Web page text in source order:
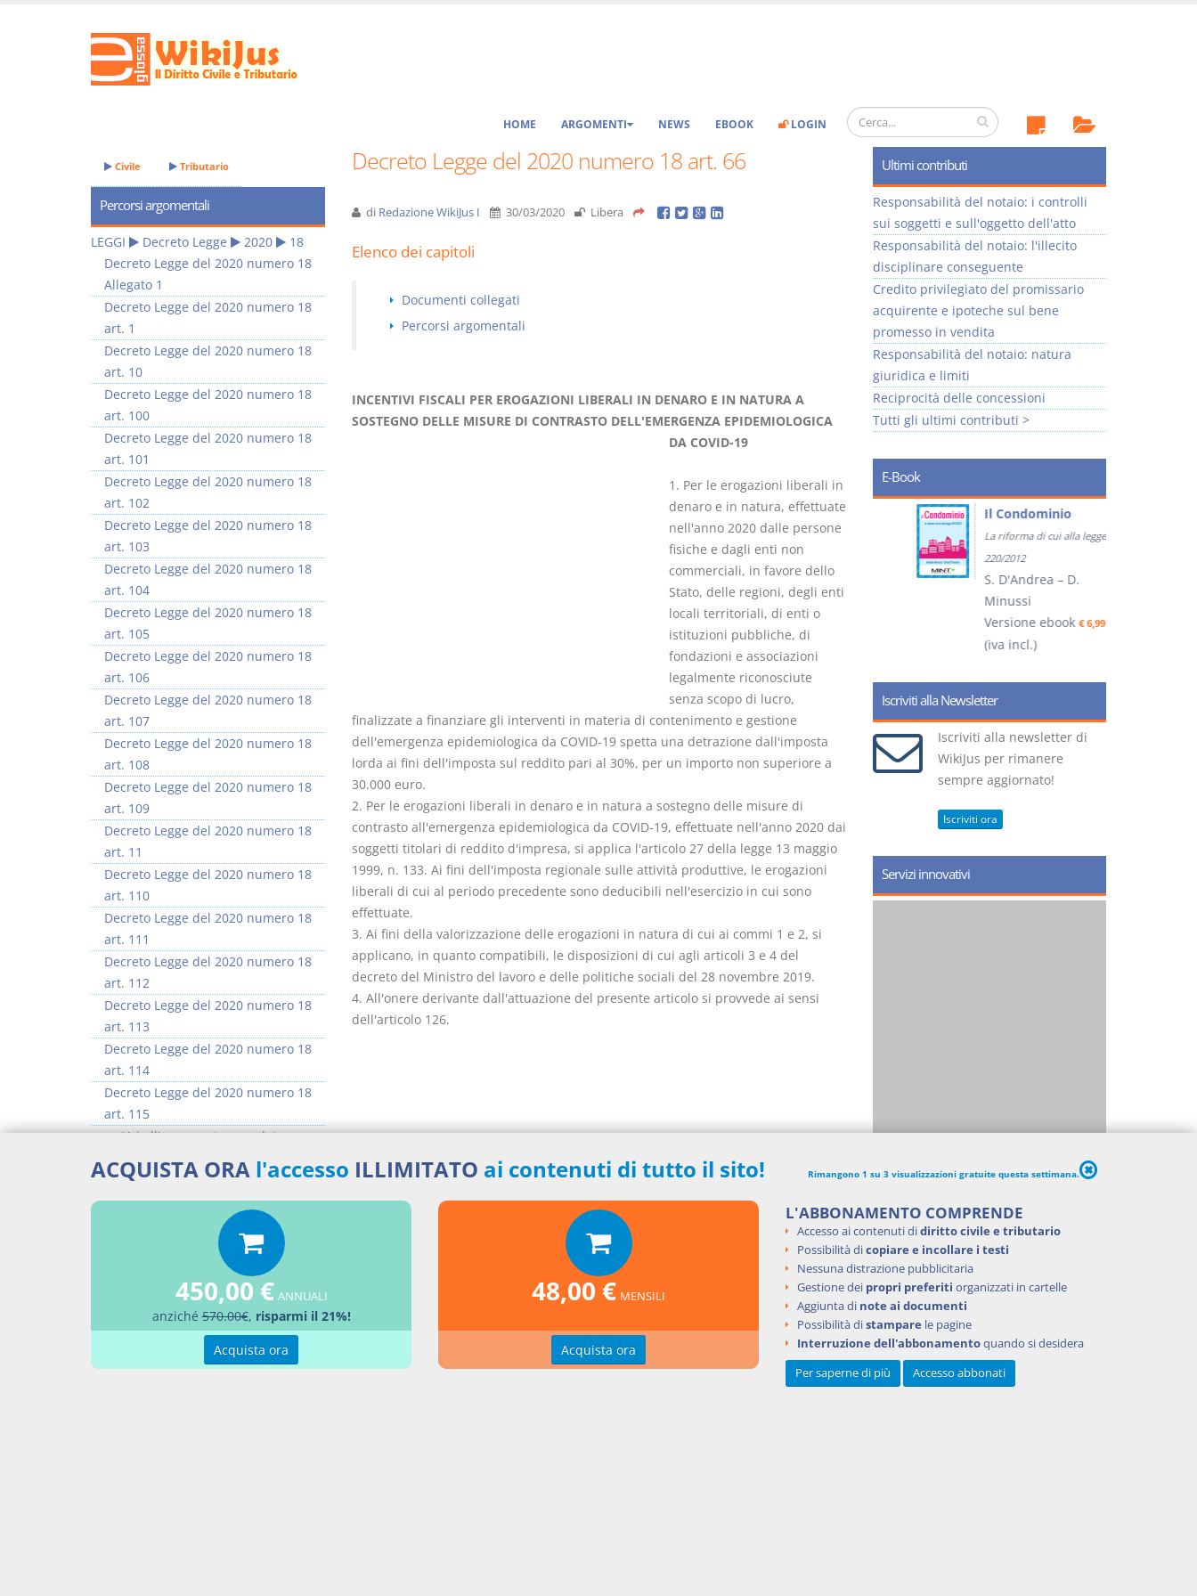
HOME ARGOMENTI NEWS EBOOK LOGIN
Decreto Legge del 2020 numero 18 art. 66
di Redazione WikiJus I 30/03/2020 Libera
Elenco dei capitoli
Documenti collegati
Percorsi argomentali
INCENTIVI FISCALI PER EROGAZIONI LIBERALI IN DENARO E IN NATURA A
SOSTEGNO DELLE MISURE DI CONTRASTO DELL'EMERGENZA EPIDEMIOLOGICA
DA COVID-19
1. Per le erogazioni liberali in
denaro e in natura, effettuate
nell'anno 2020 dalle persone
fisiche e dagli enti non
commerciali, in favore dello
Stato, delle regioni, degli enti
locali territoriali, di enti o
istituzioni pubbliche, di
fondazioni e associazioni
legalmente riconosciute
senza scopo di lucro,
finalizzate a finanziare gli interventi in materia di contenimento e gestione
dell'emergenza epidemiologica da COVID-19 spetta una detrazione dall'imposta
lorda ai fini dell'imposta sul reddito pari al 30%, per un importo non superiore a
30.000 euro.
2. Per le erogazioni liberali in denaro e in natura a sostegno delle misure di
contrasto all'emergenza epidemiologica da COVID-19, effettuate nell'anno 2020 dai
soggetti titolari di reddito d'impresa, si applica l'articolo 27 della legge 13 maggio
1999, n. 133. Ai fini dell'imposta regionale sulle attività produttive, le erogazioni
liberali di cui al periodo precedente sono deducibili nell'esercizio in cui sono
effettuate.
3. Ai fini della valorizzazione delle erogazioni in natura di cui ai commi 1 e 2, si
applicano, in quanto compatibili, le disposizioni di cui agli articoli 3 e 4 del
decreto del Ministro del lavoro e delle politiche sociali del 28 novembre 2019.
4. All'onere derivante dall'attuazione del presente articolo si provvede ai sensi
dell'articolo 126.
Decreto Legge del 2020 numero 18
Percorsi argomentali
18
Civile Tributario
Percorsi argomentali
LEGGI Decreto Legge 2020
18
Decreto Legge del 2020 numero 18
Allegato 1
Decreto Legge del 2020 numero 18
art. 1
Decreto Legge del 2020 numero 18
art. 10
Decreto Legge del 2020 numero 18
art. 100
Decreto Legge del 2020 numero 18
art. 101
Decreto Legge del 2020 numero 18
art. 102
Decreto Legge del 2020 numero 18
art. 103
Decreto Legge del 2020 numero 18
art. 104
Decreto Legge del 2020 numero 18
art. 105
Decreto Legge del 2020 numero 18
art. 106
Decreto Legge del 2020 numero 18
art. 107
Decreto Legge del 2020 numero 18
art. 108
Decreto Legge del 2020 numero 18
art. 109
Decreto Legge del 2020 numero 18
art. 11
Decreto Legge del 2020 numero 18
art. 110
Decreto Legge del 2020 numero 18
art. 111
Decreto Legge del 2020 numero 18
art. 112
Decreto Legge del 2020 numero 18
art. 113
Decreto Legge del 2020 numero 18
art. 114
Decreto Legge del 2020 numero 18
art. 115
>> Vai all'argomento completo
Ultimi contributi
Responsabilità del notaio: i controlli
sui soggetti e sull'oggetto dell'atto
Responsabilità del notaio: l'illecito
disciplinare conseguente
Credito privilegiato del promissario
acquirente e ipoteche sul bene
promesso in vendita
Responsabilità del notaio: natura
giuridica e limiti
Reciprocità delle concessioni
Tutti gli ultimi contributi >
E-Book
Usufrutto Uso e
Versione ebook
Prescrizione e
decadenza
D. Minussi
Versione ebook
(iva incl.)
I Singoli Contratti
D. Minussi
Versione ebook
(iva incl.)
Il Condominio
La riforma di cui alla legge
220/2012
S. D'Andrea – D.
Minussi
Versione ebook€ 6,99
(iva incl.)
Iscriviti alla Newsletter
Iscriviti alla newsletter di
WikiJus per rimanere
sempre aggiornato!
Iscriviti ora
Servizi innovativi
ACQUISTA ORA l'accesso ILLIMITATO ai contenuti di tutto il sito! Rimangono 1 su 3 visualizzazioni gratuite questa settimana.
450,00 € ANNUALI
anziché570.00€, risparmi il 21%!
Acquista ora
48,00 € MENSILI
Acquista ora
L'ABBONAMENTO COMPRENDE
Accesso ai contenuti didiritto civile e tributario
Possibilità dicopiare e incollare i testi
Nessuna distrazione pubblicitaria
Gestione dei propri preferiti organizzati in cartelle
Aggiunta di note ai documenti
Possibilità distampare le pagine
Interruzione dell'abbonamentoquando si desidera
Per saperne di più
Accesso abbonati